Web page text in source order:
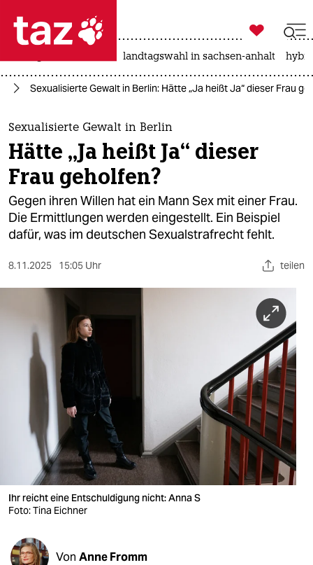
 taz zahl ich
taz zahl ich
themen
politik
öko
gesellschaft
sport
wahrheit
verlag
veranstaltungen
shop
fragen & hilfe
unterstützen

taz zahl ich
landtagswahl in sachsen-anhalt
Sexualisierte Gewalt in Berlin: Hätte „Ja heißt Ja“ dieser Frau
Sexualisierte Gewalt in Berlin
Hätte „Ja heißt Ja“ dieser
Frau geholfen?
Gegen ihren Willen hat ein Mann Sex mit einer Frau.
Die Ermittlungen werden eingestellt. Ein Beispiel
dafür, was im deutschen Sexualstrafrecht fehlt.
8.11.2025 15:05 Uhr teilen
Ihr reicht eine Entschuldigung nicht: Anna S
Foto: Tina Eichner
Von Anne Fromm